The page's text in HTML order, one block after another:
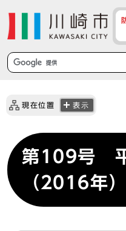
現在位置 表示
第109号
（2016年